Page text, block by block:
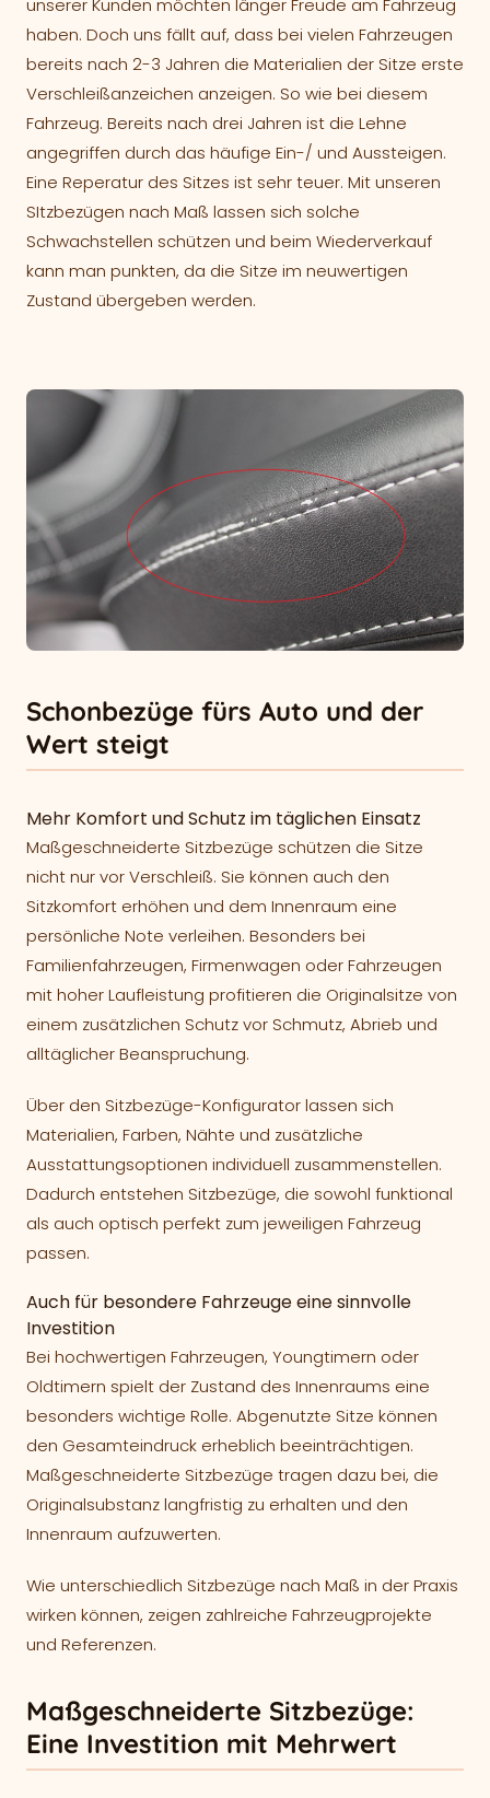
unserer Kunden möchten länger Freude am Fahrzeug
haben. Doch uns fällt auf, dass bei vielen Fahrzeugen
bereits nach 2-3 Jahren die Materialien der Sitze erste
Verschleißanzeichen anzeigen. So wie bei diesem
Fahrzeug. Bereits nach drei Jahren ist die Lehne
angegriffen durch das häufige Ein-/ und Aussteigen.
Eine Reperatur des Sitzes ist sehr teuer. Mit unseren
SItzbezügen nach Maß lassen sich solche
Schwachstellen schützen und beim Wiederverkauf
kann man punkten, da die Sitze im neuwertigen
Zustand übergeben werden.
Schonbezüge fürs Auto und der
Wert steigt
Mehr Komfort und Schutz im täglichen Einsatz
Maßgeschneiderte Sitzbezüge schützen die Sitze
nicht nur vor Verschleiß. Sie können auch den
Sitzkomfort erhöhen und dem Innenraum eine
persönliche Note verleihen. Besonders bei
Familienfahrzeugen, Firmenwagen oder Fahrzeugen
mit hoher Laufleistung profitieren die Originalsitze von
einem zusätzlichen Schutz vor Schmutz, Abrieb und
alltäglicher Beanspruchung.
Über den Sitzbezüge-Konfigurator lassen sich
Materialien, Farben, Nähte und zusätzliche
Ausstattungsoptionen individuell zusammenstellen.
Dadurch entstehen Sitzbezüge, die sowohl funktional
als auch optisch perfekt zum jeweiligen Fahrzeug
passen.
Auch für besondere Fahrzeuge eine sinnvolle
Investition
Bei hochwertigen Fahrzeugen, Youngtimern oder
Oldtimern spielt der Zustand des Innenraums eine
besonders wichtige Rolle. Abgenutzte Sitze können
den Gesamteindruck erheblich beeinträchtigen.
Maßgeschneiderte Sitzbezüge tragen dazu bei, die
Originalsubstanz langfristig zu erhalten und den
Innenraum aufzuwerten.
Wie unterschiedlich Sitzbezüge nach Maß in der Praxis
wirken können, zeigen zahlreiche Fahrzeugprojekte
und Referenzen.
Maßgeschneiderte Sitzbezüge:
Eine Investition mit Mehrwert